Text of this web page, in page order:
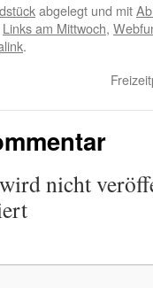
abgelegt und mit
Links am Mittwoch,
.
nicht